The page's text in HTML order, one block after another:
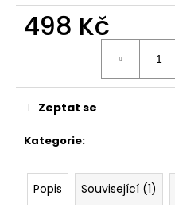
498 Kč
Kategorie:
Zeptat se
Popis Související (1)
389
Kč